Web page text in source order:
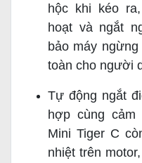
hộc khi kéo
hoạt và ngắt
bảo máy
toàn cho người
Tự động ngắt
hợp cùng cảm
Mini Tiger C
nhiệt trên